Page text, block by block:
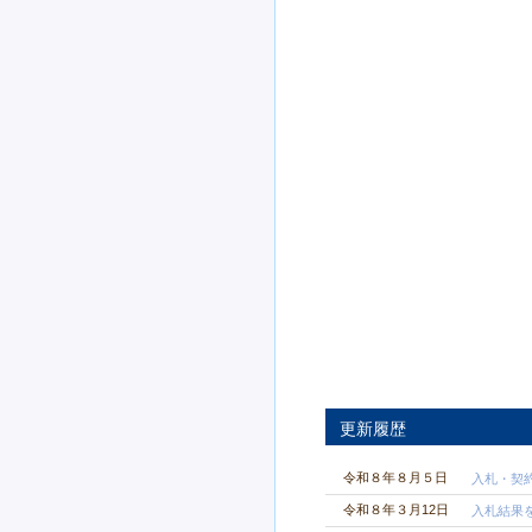
更新履歴
令和８年８月５日 入札・契
令和８年３月12日 入札結果